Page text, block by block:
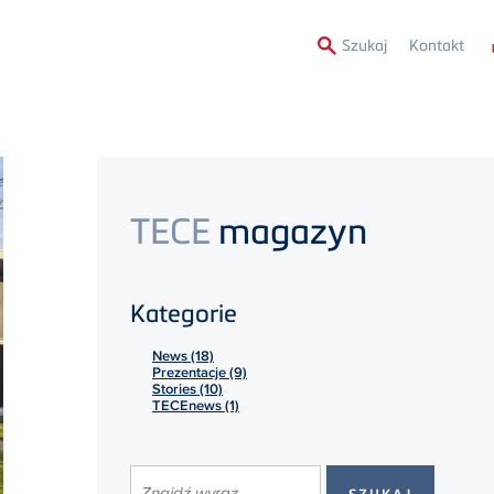
Szukaj Kontakt
TECE magazyn
Kategorie
News (18)
Prezentacje (9)
Stories (10)
TECEnews (1)